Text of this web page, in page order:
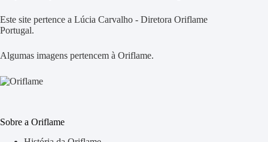
Este site pertence a Lúcia Carvalho - Diretora Oriflame
Portugal.
Algumas imagens pertencem à Oriflame.
Sobre a Oriflame